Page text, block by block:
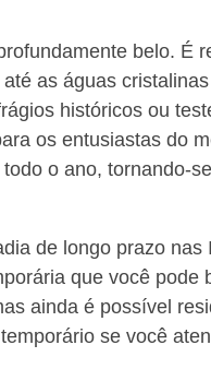
belo. É
as águas
históricos ou
os entusiastas do
o ano, tornando-
de longo prazo nas
que você pode
ainda é possível
se você